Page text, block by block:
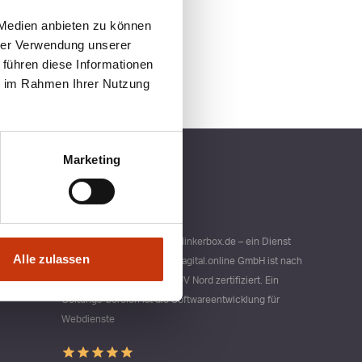
anbieten zu können
Verwendung unserer
diese Informationen
Rahmen Ihrer Nutzung
Marketing
Alle zulassen
Qualitätsmanagement bei blinkerbox.de – ein Dienst
der agital.online GmbH Die agital.online GmbH ist nach
DIN ISO 9001 durch den TÜV Nord zertifiziert. Ein
Geltungs-bereich ist die Softwareentwicklung für
Webdienste